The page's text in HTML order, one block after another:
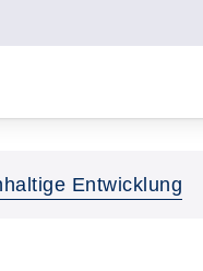
Entwicklung